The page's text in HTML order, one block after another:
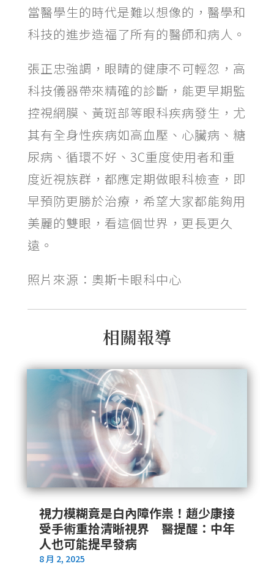
當醫學生的時代是難以想像的，醫學和
科技的進步造福了所有的醫師和病人。
張正忠強調，眼睛的健康不可輕忽，高
科技儀器帶來精確的診斷，能更早期監
控視網膜、黃斑部等眼科疾病發生，尤
其有全身性疾病如高血壓、心臟病、糖
尿病、循環不好、3C重度使用者和重
度近視族群，都應定期做眼科檢查，即
早預防更勝於治療，希望大家都能夠用
美麗的雙眼，看這個世界，更長更久
遠。
照片來源：奧斯卡眼科中心
相關報導
視力模糊竟是白內障作祟！趙少康接
受手術重拾清晰視界 醫提醒：中年
人也可能提早發病
8 月 2, 2025